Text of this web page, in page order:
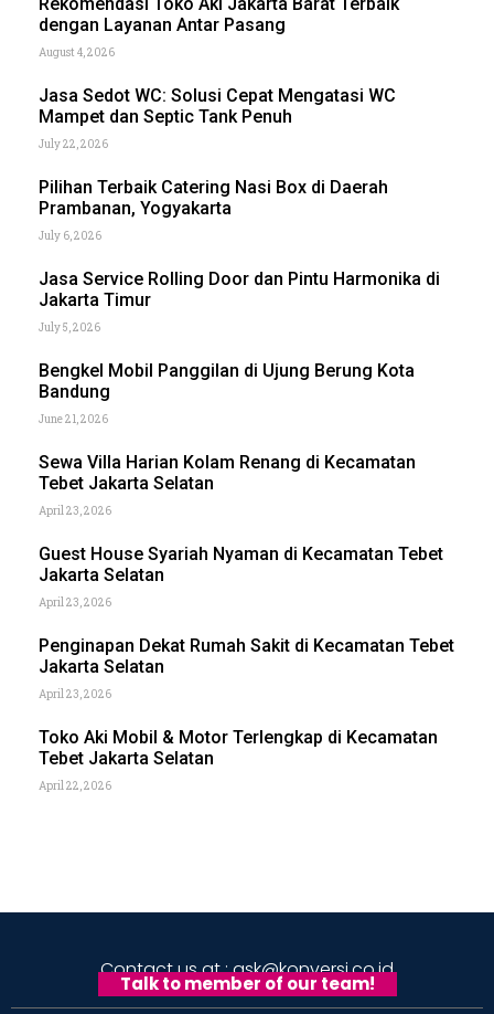
Rekomendasi Toko Aki Jakarta Barat Terbaik
dengan Layanan Antar Pasang
August 4, 2026
Jasa Sedot WC: Solusi Cepat Mengatasi WC
Mampet dan Septic Tank Penuh
July 22, 2026
Pilihan Terbaik Catering Nasi Box di Daerah
Prambanan, Yogyakarta
July 6, 2026
Jasa Service Rolling Door dan Pintu Harmonika di
Jakarta Timur
July 5, 2026
Bengkel Mobil Panggilan di Ujung Berung Kota
Bandung
June 21, 2026
Sewa Villa Harian Kolam Renang di Kecamatan
Tebet Jakarta Selatan
April 23, 2026
Guest House Syariah Nyaman di Kecamatan Tebet
Jakarta Selatan
April 23, 2026
Penginapan Dekat Rumah Sakit di Kecamatan Tebet
Jakarta Selatan
April 23, 2026
Toko Aki Mobil & Motor Terlengkap di Kecamatan
Tebet Jakarta Selatan
April 22, 2026
Contact us at : ask@konversi.co.id
Talk to member of our team!